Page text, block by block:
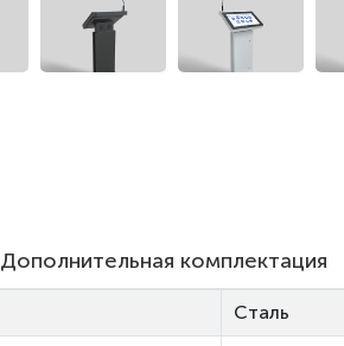
Дополнительная комплектация
Сталь